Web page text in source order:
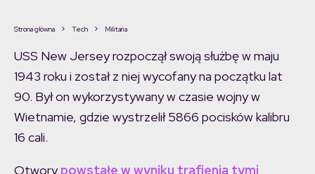
Strona główna Tech Militaria
USS New Jersey rozpoczął swoją służbę w maju
1943 roku i został z niej wycofany na początku lat
90. Był on wykorzystywany w czasie wojny w
Wietnamie, gdzie wystrzelił 5866 pocisków kalibru
16 cali.
Otworypowstałe w wyniku trafienia tymi